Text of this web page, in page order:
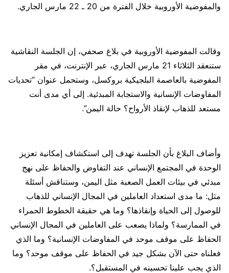
والمفوضية الأوروبية خلال الفترة من 20 ـ 22 مارس الجاري.
وقالت المفوضية الأوروبية في بلاغ صحفي، إن الجلسة النقاشية
ستنعقد الثلاثاء 21 مارس الجاري، عبر الإنترنت، في مقر
المفوضية بالعاصمة البلجيكية بروكسل، وستحمل عنوان “تحديات
المفاوضات الإنسانية والاستجابة المبدئية. إلى أي مدى أنت
مستعد للذهاب لإنقاذ الأرواح؟ حالة اليمن”.
وأضاف البلاغ بأن الجلسة تهدف إلى استكشاف إمكانية تعزيز
الوحدة في المجتمع الإنساني عند التفاوض والحفاظ على نهج
مبدئي في بيئات العمل الصعبة مثل اليمن، وستناقش أسئلة
مثل: ما مدى استعداد العاملين في المجال الإنساني للذهاب
للوصول إلى الحياة وإنقاذها؟ وما هي حقيقة الخطوط الحمراء
في الممارسة؟ ولماذا يصعب على العاملين في المجال الإنساني
الحفاظ على موقف موحد في المفاوضات الإنسانية؟ وما الذي
فعلناه حتى الآن بشكل جيد في الحفاظ على موقف موحد؟ وما
الذي يجب علينا تحسينه في المستقبل؟.